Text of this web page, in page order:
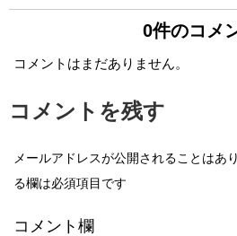
0件のコメ
コメントはまだありません。
コメントを残す
メールアドレスが公開されることはあ
る欄は必須項目です
コメント欄